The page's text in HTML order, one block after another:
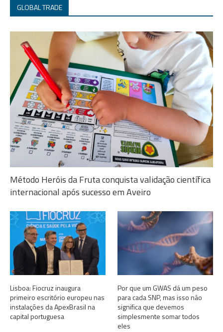
GLOBAL TRADE
Método Heróis da Fruta conquista validação científica
internacional após sucesso em Aveiro
Lisboa: Fiocruz inaugura
primeiro escritório europeu nas
instalações da ApexBrasil na
capital portuguesa
Por que um GWAS dá um peso
para cada SNP, mas isso não
significa que devemos
simplesmente somar todos
eles